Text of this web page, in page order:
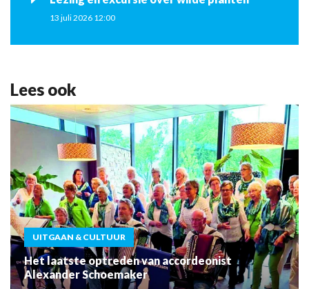
13 juli 2026 12:00
Lees ook
UITGAAN & CULTUUR
Het laatste optreden van accordeonist
Alexander Schoemaker